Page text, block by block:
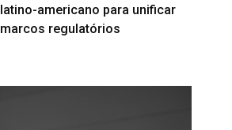
latino-americano para unificar
marcos regulatórios